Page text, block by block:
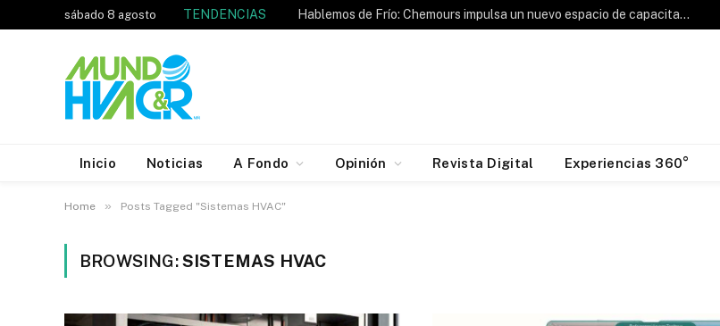
sábado 8 agosto TENDENCIAS Hablemos de Frío: Chemours impulsa un nuevo espacio de capacitación para la industria HVAC&R
Inicio Noticias A Fondo Opinión Revista Digital Experiencias 360°
Home » Posts Tagged "Sistemas HVAC"
BROWSING:SISTEMAS HVAC